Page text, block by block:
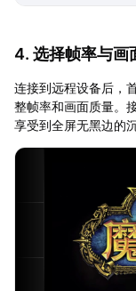
4. 选择帧率与画
连接到远程设备后，
整帧率和画面质量。
享受到全屏无黑边的